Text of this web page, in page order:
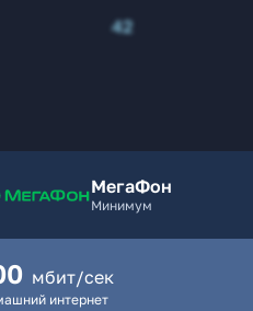
42
МегаФон
Минимум
мбит/сек
интернет